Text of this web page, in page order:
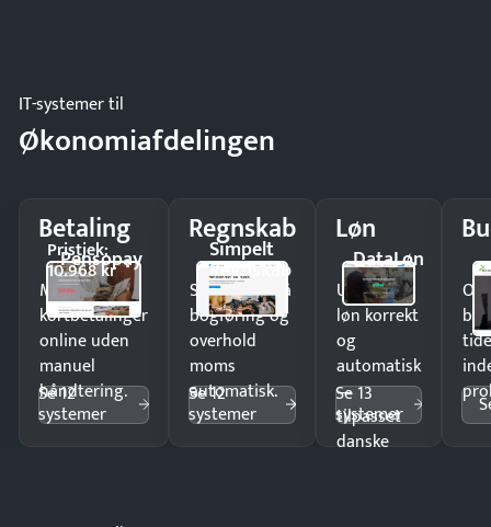
IT-systemer til
Økonomiafdelingen
Betaling
Pensopay
Pristjek:
10.968 kr
Modtag
kortbetalinger
online uden
manuel
håndtering.
Se 12
systemer
Regnskab
Simpelt
Regnskab
Spar timer på
bogføring og
overhold
moms
automatisk.
Se 12
systemer
Løn
DataLøn
Udbetal
løn korrekt
og
automatisk
—
tilpasset
danske
Se 13
systemer